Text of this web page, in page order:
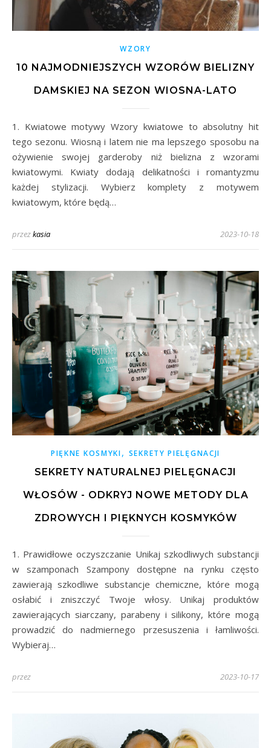
WZORY
10 NAJMODNIEJSZYCH WZORÓW BIELIZNY
DAMSKIEJ NA SEZON WIOSNA-LATO
1. Kwiatowe motywy Wzory kwiatowe to absolutny hit
tego sezonu. Wiosną i latem nie ma lepszego sposobu na
ożywienie swojej garderoby niż bielizna z wzorami
kwiatowymi. Kwiaty dodają delikatności i romantyzmu
każdej stylizacji. Wybierz komplety z motywem
kwiatowym, które będą…
przezkasia 2023-10-18
PIĘKNE KOSMYKI, SEKRETY PIELĘGNACJI
SEKRETY NATURALNEJ PIELĘGNACJI
WŁOSÓW - ODKRYJ NOWE METODY DLA
ZDROWYCH I PIĘKNYCH KOSMYKÓW
1. Prawidłowe oczyszczanie Unikaj szkodliwych substancji
w szamponach Szampony dostępne na rynku często
zawierają szkodliwe substancje chemiczne, które mogą
osłabić i zniszczyć Twoje włosy. Unikaj produktów
zawierających siarczany, parabeny i silikony, które mogą
prowadzić do nadmiernego przesuszenia i łamliwości.
Wybieraj…
przez 2023-10-17